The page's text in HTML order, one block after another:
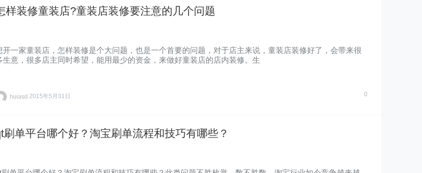
样装修童装店?童装店装修要注意的几个问题
开一家童装店，怎样装修是个大问题，也是一个首要的问题，对于店主来说，童装店装修好了，会带来很
生意，很多店主同时希望，能用最少的资金，来做好童装店的店内装修。生
huiasd 2015年5月31日 0
刷单平台哪个好？淘宝刷单流程和技巧有哪些？